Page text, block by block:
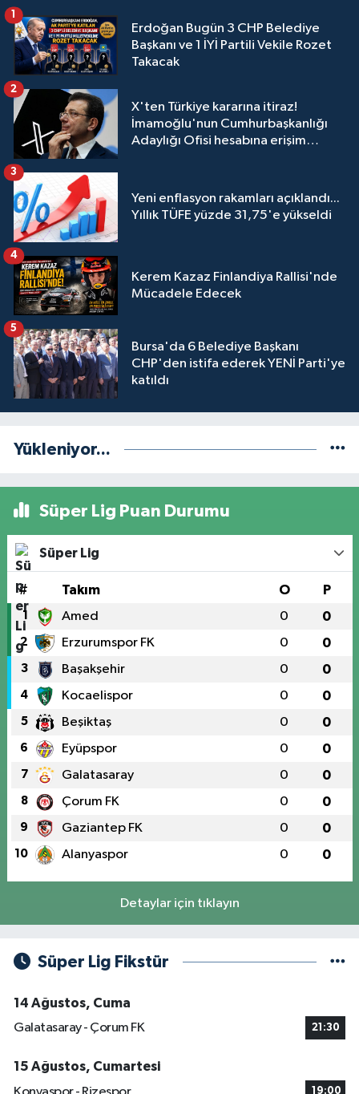
Erdoğan Bugün 3 CHP Belediye
Başkanı ve 1 İYİ Partili Vekile Rozet
Takacak
1
X'ten Türkiye kararına itiraz!
İmamoğlu'nun Cumhurbaşkanlığı
Adaylığı Ofisi hesabına erişim
2
Yeni enflasyon rakamları açıklandı...
Yıllık TÜFE yüzde 31,75'e yükseldi
3
Kerem Kazaz Finlandiya Rallisi'nde
Mücadele Edecek
4
Bursa'da 6 Belediye Başkanı
CHP'den istifa ederek YENİ Parti'ye
katıldı
5
Yükleniyor...
Süper Lig Puan Durumu
Süper Lig
# Takım O P
1 Amed 0 0
2 Erzurumspor FK 0 0
3 Başakşehir 0 0
4 Kocaelispor 0 0
5 Beşiktaş 0 0
6 Eyüpspor 0 0
7 Galatasaray 0 0
8 Çorum FK 0 0
9 Gaziantep FK 0 0
10 Alanyaspor 0 0
Detaylar için tıklayın
Süper Lig Fikstür
14 Ağustos, Cuma
Galatasaray - Çorum FK
21:30
15 Ağustos, Cumartesi
19:00